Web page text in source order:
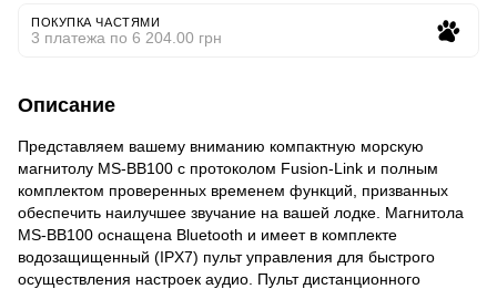
ПОКУПКА ЧАСТЯМИ
3 платежа по 6 204.00 грн
Описание
Представляем вашему вниманию компактную морскую
магнитолу MS-BB100 с протоколом Fusion-Link и полным
комплектом проверенных временем функций, призванных
обеспечить наилучшее звучание на вашей лодке. Магнитола
MS-BB100 оснащена Bluetooth и имеет в комплекте
водозащищенный (IPX7) пульт управления для быстрого
осуществления настроек аудио. Пульт дистанционного